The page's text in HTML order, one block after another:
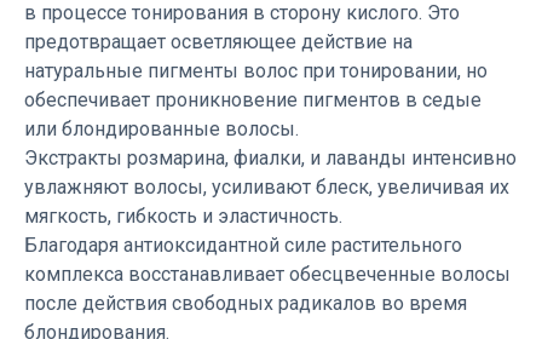
в процессе тонирования в сторону кислого. Это
предотвращает осветляющее действие на
натуральные пигменты волос при тонировании, но
обеспечивает проникновение пигментов в седые
или блондированные волосы.
Экстракты розмарина, фиалки, и лаванды интенсивно
увлажняют волосы, усиливают блеск, увеличивая их
мягкость, гибкость и эластичность.
Благодаря антиоксидантной силе растительного
комплекса восстанавливает обесцвеченные волосы
после действия свободных радикалов во время
блондирования.